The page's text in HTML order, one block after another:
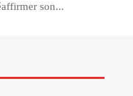
son...